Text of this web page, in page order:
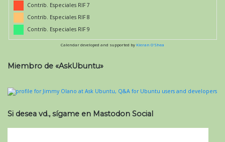
Contrib. Especiales RIF 7
Contrib. Especiales RIF 8
Contrib. Especiales RIF 9
Calendar developed and supported by Kieran O'Shea
Miembro de «AskUbuntu»
Si desea vd., sígame en Mastodon Social